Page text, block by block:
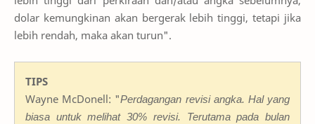
dolar kemungkinan akan bergerak lebih tinggi, tetapi jika
lebih rendah, maka akan turun".
TIPS
Wayne McDonell: "Perdagangan revisi angka. Hal yang
biasa untuk melihat 30% revisi. Terutama pada bulan